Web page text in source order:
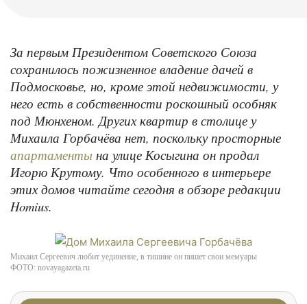
За первым Президентом Советского Союза
сохранилось пожизненное владение дачей в
Подмосковье, но, кроме этой недвижимости, у
него есть в собственности роскошный особняк
под Мюнхеном. Других квартир в столице у
Михаила Горбачёва нет, поскольку просторные
апартаменты на улице Косыгина он продал
Игорю Крутому. Что особенного в интерьере
этих домов читайте сегодня в обзоре редакции
Homius.
Михаил Сергеевич любит уединение, в тишине он пишет свои мемуары
ФОТО: novayagazeta.ru